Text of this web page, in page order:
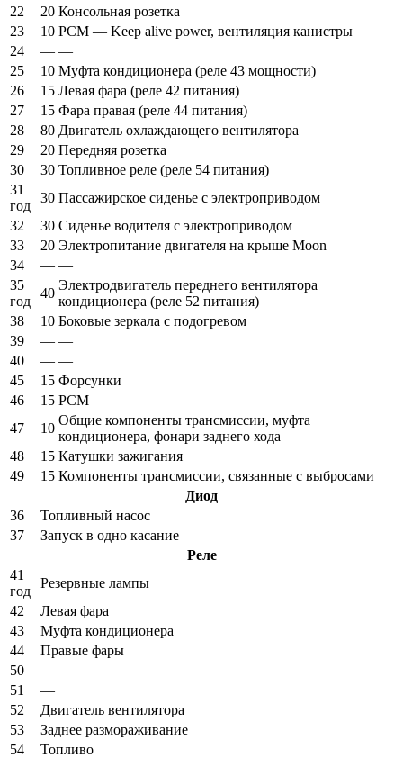
22
20 Консольная розетка
23
10 PCM — Keep alive power, вентиляция канистры
24
— —
25
10 Муфта кондиционера (реле 43 мощности)
26
15 Левая фара (реле 42 питания)
27
15 Фара правая (реле 44 питания)
28
80 Двигатель охлаждающего вентилятора
29
20 Передняя розетка
30
30 Топливное реле (реле 54 питания)
31
год
30 Пассажирское сиденье с электроприводом
32
30 Сиденье водителя с электроприводом
33
20 Электропитание двигателя на крыше Moon
34
— —
35
год
40
Электродвигатель переднего вентилятора
кондиционера (реле 52 питания)
38
10 Боковые зеркала с подогревом
39
— —
40
— —
45
15 Форсунки
46
15 PCM
47
10
Общие компоненты трансмиссии, муфта
кондиционера, фонари заднего хода
48
15 Катушки зажигания
49
15 Компоненты трансмиссии, связанные с выбросами
Диод
36
Топливный насос
37
Запуск в одно касание
Реле
41
год
Резервные лампы
42
Левая фара
43
Муфта кондиционера
44
Правые фары
50
—
51
—
52
Двигатель вентилятора
53
Заднее размораживание
54
Топливо